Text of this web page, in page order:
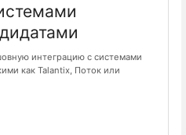
интеграцию с системами
как Talantix, Поток или